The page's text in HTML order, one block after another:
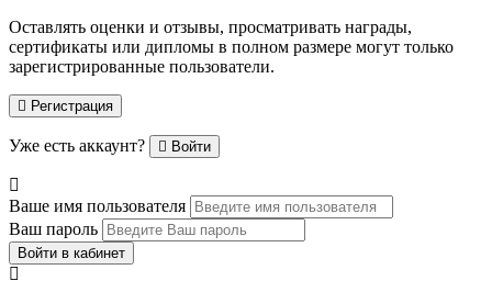
Оставлять оценки и отзывы, просматривать награды,
сертификаты или дипломы в полном размере могут только
зарегистрированные пользователи.
Регистрация
Уже есть аккаунт? Войти
Ваше имя пользователя
Ваш пароль
Войти в кабинет